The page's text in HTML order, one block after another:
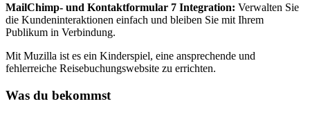
MailChimp- und Kontaktformular 7 Integration: Verwalten Sie
die Kundeninteraktionen einfach und bleiben Sie mit Ihrem
Publikum in Verbindung.
Mit Muzilla ist es ein Kinderspiel, eine ansprechende und
fehlerreiche Reisebuchungswebsite zu errichten.
Was du bekommst